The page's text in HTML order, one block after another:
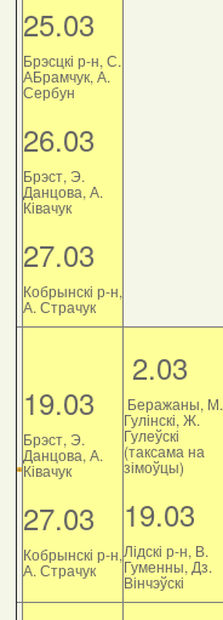
25.03
Брэсцкі р-н, С.
АБрамчук, А.
Сербун
26.03
Брэст, Э.
Данцова, А.
Ківачук
27.03
Кобрынскі р-н,
А. Страчук
19.03
Брэст, Э.
Данцова, А.
Ківачук
27.03
Кобрынскі р-н,
А. Страчук
2.03
Беражаны, М.
Гулінскі, Ж.
Гулеўскі
(таксама на
зімоўцы)
19.03
Лідскі р-н, В.
Гуменны, Дз.
Вінчэўскі